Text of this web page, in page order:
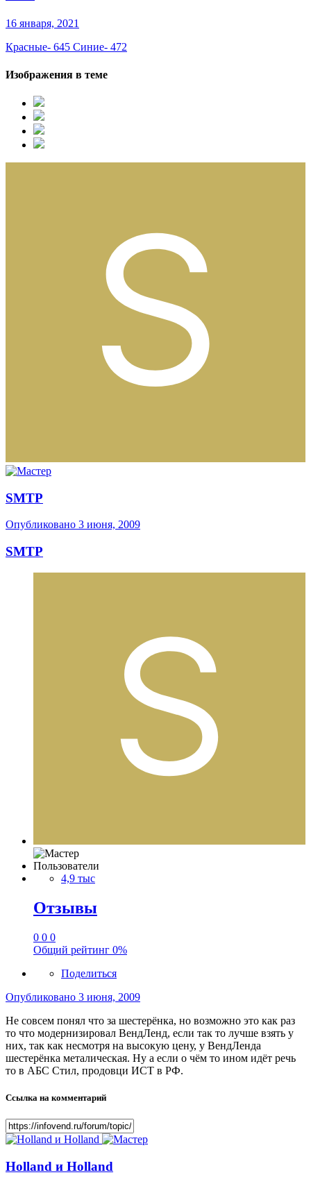
16 января, 2021
Красные- 645 Синие- 472
Изображения в теме
SMTP
Опубликовано 3 июня, 2009
SMTP
Пользователи
4,9 тыс
Отзывы
0 0 0
Общий рейтинг 0%
Поделиться
Опубликовано 3 июня, 2009
Не совсем понял что за шестерёнка, но возможно это как раз
то что модернизировал ВендЛенд, если так то лучше взять у
них, так как несмотря на высокую цену, у ВендЛенда
шестерёнка металическая. Ну а если о чём то ином идёт речь
то в АБС Стил, продовци ИСТ в РФ.
Ссылка на комментарий
Holland и Holland